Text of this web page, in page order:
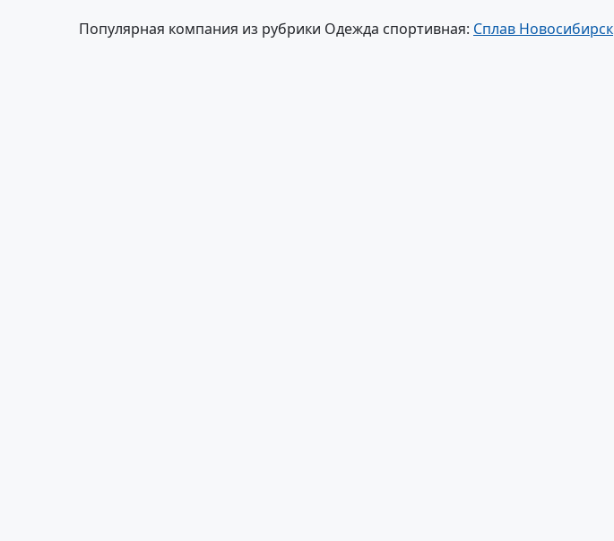
Популярная компания из рубрики Одежда спортивная: Сплав Новосибирск